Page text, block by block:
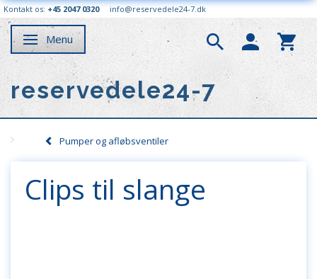
Kontakt os: +45 2047 0320 info@reservedele24-7.dk
Skifte navigation
Menu
reservedele24-7
Pumper og afløbsventiler
Clips til slange